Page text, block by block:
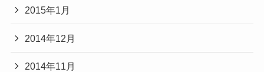
2015年1月
2014年12月
2014年11月